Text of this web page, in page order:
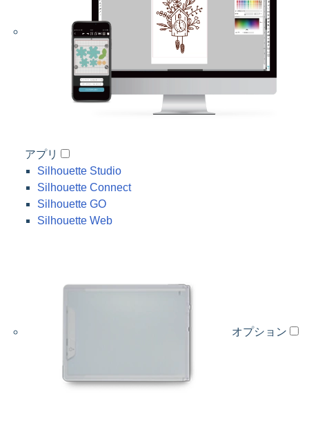
アプリ
Silhouette Studio
Silhouette Connect
Silhouette GO
Silhouette Web
オプション